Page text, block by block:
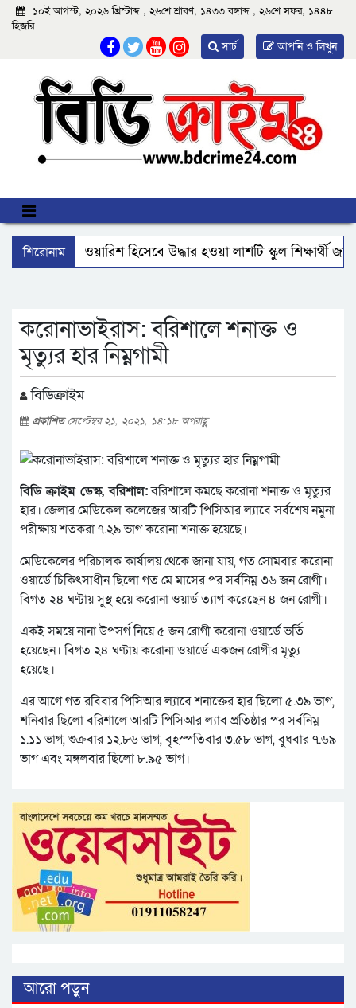
১০ই আগস্ট, ২০২৬ খ্রিস্টাব্দ , ২৬শে শ্রাবণ, ১৪৩৩ বঙ্গাব্দ , ২৬শে সফর, ১৪৪৮
হিজরি
আপনি ও লিখুন
সার্চ
শিরোনাম
আমতলীতে বেওয়ারিশ হিসেবে উদ্ধার হওয়া লাশটি স্কুল শিক্ষার্থী
করোনাভাইরাস: বরিশালে শনাক্ত ও
মৃত্যুর হার নিম্নগামী
বিডিক্রাইম
প্রকাশিতসেপ্টেম্বর ২১, ২০২১, ১৪:১৮ অপরাহ্ণ
বিডি ক্রাইম ডেস্ক, বরিশাল:বরিশালে কমছে করোনা শনাক্ত ও মৃত্যুর
হার। জেলার মেডিকেল কলেজের আরটি পিসিআর ল্যাবে সর্বশেষ নমুনা
পরীক্ষায় শতকরা ৭.২৯ ভাগ করোনা শনাক্ত হয়েছে।
মেডিকেলের পরিচালক কার্যালয় থেকে জানা যায়, গত সোমবার করোনা
ওয়ার্ডে চিকিৎসাধীন ছিলো গত মে মাসের পর সর্বনিম্ন ৩৬ জন রোগী।
বিগত ২৪ ঘণ্টায় সুস্থ হয়ে করোনা ওয়ার্ড ত্যাগ করেছেন ৪ জন রোগী।
একই সময়ে নানা উপসর্গ নিয়ে ৫ জন রোগী করোনা ওয়ার্ডে ভর্তি
হয়েছেন। বিগত ২৪ ঘণ্টায় করোনা ওয়ার্ডে একজন রোগীর মৃত্যু
হয়েছে।
এর আগে গত রবিবার পিসিআর ল্যাবে শনাক্তের হার ছিলো ৫.৩৯ ভাগ,
শনিবার ছিলো বরিশালে আরটি পিসিআর ল্যাব প্রতিষ্ঠার পর সর্বনিম্ন
১.১১ ভাগ, শুক্রবার ১২.৮৬ ভাগ, বৃহস্পতিবার ৩.৫৮ ভাগ, বুধবার ৭.৬৯
ভাগ এবং মঙ্গলবার ছিলো ৮.৯৫ ভাগ।
আরো পড়ুন